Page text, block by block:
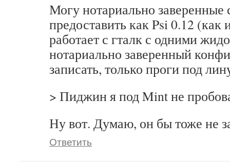
Могу нотариально
предоставить как Psi 0.12 (как
работает с гталк с одними
нотариально заверенный
записать, только проги под
> Пиджин я под Mint не
Ну вот. Думаю, он бы тоже не
Ответить